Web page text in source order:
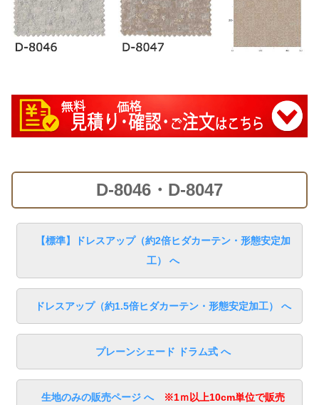
D-8046・D-8047
【標準】ドレスアップ（約2倍ヒダカーテン・形態安定加
工） へ
ドレスアップ（約1.5倍ヒダカーテン・形態安定加工） へ
プレーンシェード ドラム式 へ
生地のみの販売ページ へ ※1ｍ以上10cm単位で販売